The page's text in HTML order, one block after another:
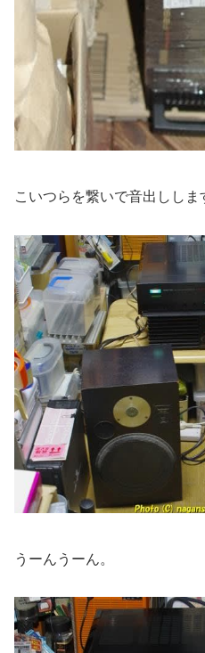
こいつらを繋いで音出ししま
うーんうーん。